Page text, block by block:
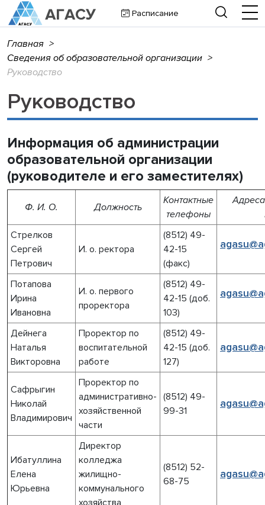
Расписание
Главная >
Сведения об образовательной организации >
Руководство
Руководство
Информация об администрации
образовательной организации
(руководителе и его заместителях)
Ф. И. О. Должность
Контактные
телефоны
Стрелков
Сергей
Петрович
И. о. ректора
(8512) 49-
42-15
(факс)
Потапова
Ирина
Ивановна
И. о. первого
проректора
(8512) 49-
42-15 (доб.
103)
Дейнега
Наталья
Викторовна
Проректор по
воспитательной
работе
(8512) 49-
42-15 (доб.
127)
Сафрыгин
Николай
Владимирович
Проректор по
административно-
хозяйственной
части
(8512) 49-
99-31
Ибатуллина
Елена
Юрьевна
Директор
колледжа
жилищно-
коммунального
хозяйства
(8512) 52-
68-75